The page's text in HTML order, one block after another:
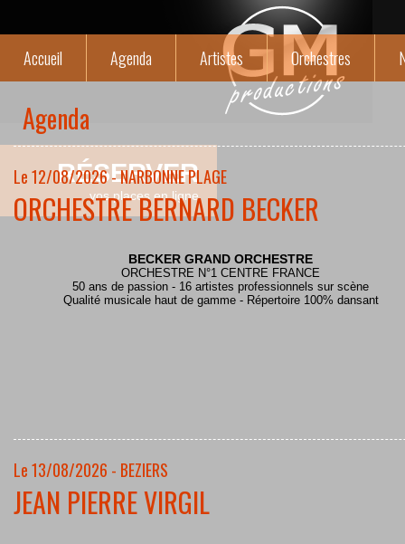
RÉSERVER
vos places en ligne
Accueil Agenda Artistes Orchestres
Agenda
Le 12/08/2026 - NARBONNE PLAGE
ORCHESTRE BERNARD BECKER
BECKER GRAND ORCHESTRE
ORCHESTRE N°1 CENTRE FRANCE
50 ans de passion - 16 artistes professionnels sur scène
Qualité musicale haut de gamme - Répertoire 100% dansant
Le 13/08/2026 - BEZIERS
JEAN PIERRE VIRGIL